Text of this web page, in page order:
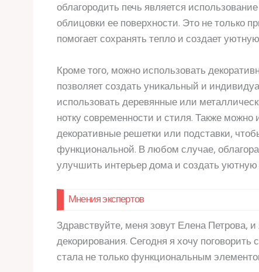
облагородить печь является
облицовки ее поверхности. Это не только
помогает сохранять тепло и создает
Кроме того, можно использовать
позволяет создать уникальный и
использовать деревянные или
нотку современности и стиля. Также можно
декоративные решетки или подставки,
функциональной. В любом случае,
улучшить интерьер дома и создать
Мнения экспертов
Здравствуйте, меня зовут Елена Петрова,
декорирования. Сегодня я хочу
стала не только функциональным